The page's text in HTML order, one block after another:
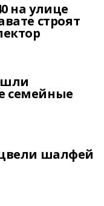
на улице
строят
семейные
шалфей